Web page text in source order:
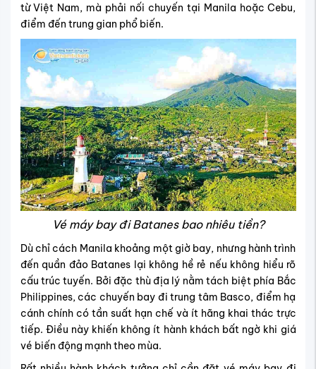
từ Việt Nam, mà phải nối chuyến tại Manila hoặc Cebu,
điểm đến trung gian phổ biến.
Vé máy bay đi Batanes bao nhiêu tiền?
Dù chỉ cách Manila khoảng một giờ bay, nhưng hành trình
đến quần đảo Batanes lại không hề rẻ nếu không hiểu rõ
cấu trúc tuyến. Bởi đặc thù địa lý nằm tách biệt phía Bắc
Philippines, các chuyến bay đi trung tâm Basco, điểm hạ
cánh chính có tần suất hạn chế và ít hãng khai thác trực
tiếp. Điều này khiến không ít hành khách bất ngờ khi giá
vé biến động mạnh theo mùa.